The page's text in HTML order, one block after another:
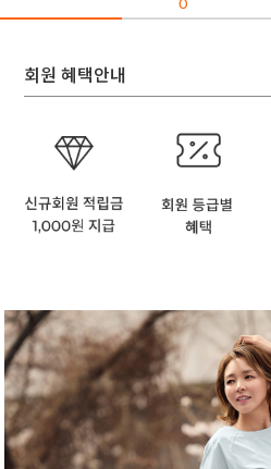
회원 혜택안내